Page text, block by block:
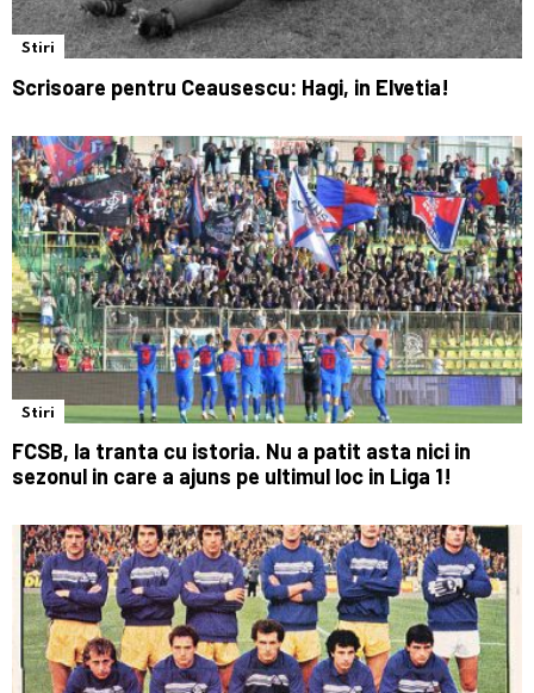
Stiri
Scrisoare pentru Ceausescu: Hagi, in Elvetia!
Stiri
FCSB, la tranta cu istoria. Nu a patit asta nici in
sezonul in care a ajuns pe ultimul loc in Liga 1!